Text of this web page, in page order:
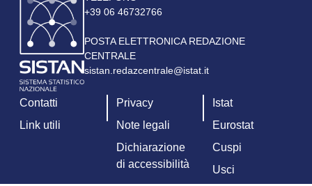
+39 06 46732766
POSTA ELETTRONICA REDAZIONE
CENTRALE
sistan.redazcentrale@istat.it
Contatti
Link utili
Privacy
Note legali
Dichiarazione
di accessibilità
Istat
Eurostat
Cuspi
Usci